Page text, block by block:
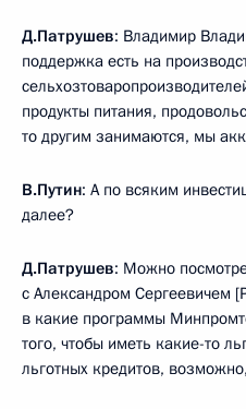
Д.Патрушев: Владимир
поддержка есть на
продукты питания,
то другим занимаются, мы
В.Путин: А по всяким
далее?
Д.Патрушев: Можно
с Александром Сергеевичем
в какие программы
того, чтобы иметь какие-то
льготных кредитов,